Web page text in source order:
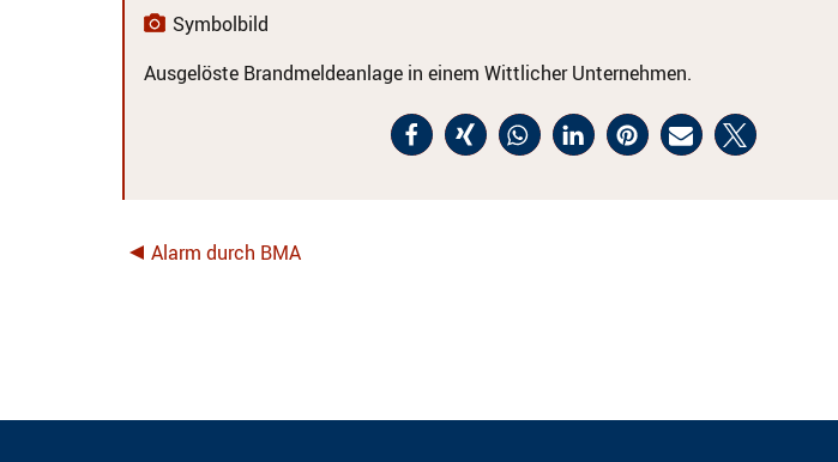
Symbolbild
Ausgelöste Brandmeldeanlage in einem Wittlicher Unternehmen.
Alarm durch BMA